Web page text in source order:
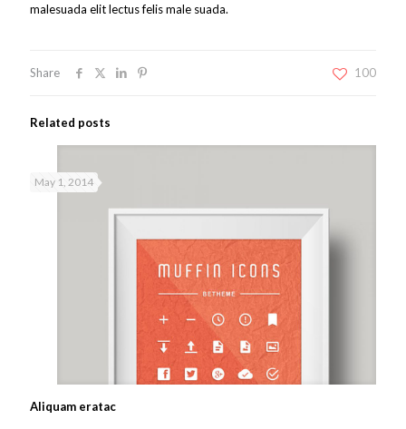
malesuada elit lectus felis male suada.
Share 100
Related posts
May 1, 2014
Aliquam eratac